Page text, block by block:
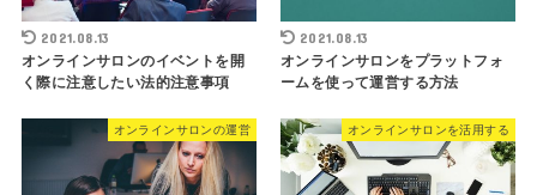
2021.08.13
オンラインサロンのイベントを開
く際に注意したい法的注意事項
2021.08.13
オンラインサロンをプラットフォ
ームを使って運営する方法
オンラインサロンの運営 オンラインサロンを活用する